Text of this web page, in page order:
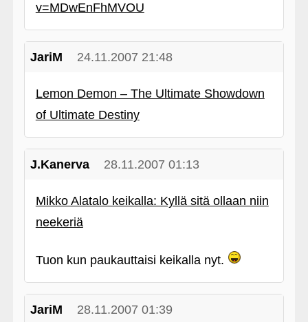
v=MDwEnFhMVOU
JariM 24.11.2007 21:48
Lemon Demon – The Ultimate Showdown
of Ultimate Destiny
J.Kanerva 28.11.2007 01:13
Mikko Alatalo keikalla: Kyllä sitä ollaan niin
neekeriä
Tuon kun paukauttaisi keikalla nyt.
JariM 28.11.2007 01:39